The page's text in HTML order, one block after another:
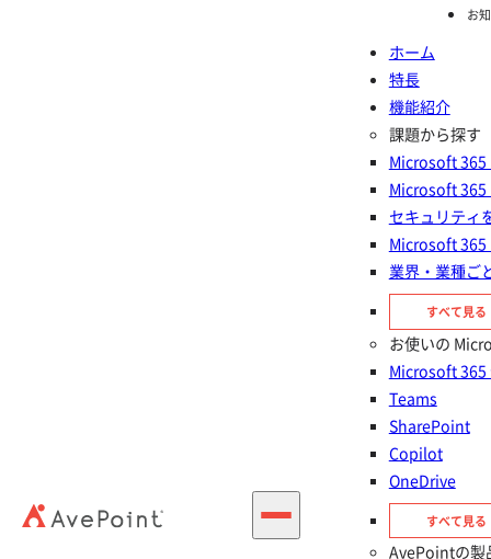
お
ホーム
特長
機能紹介
課題から探す
Microsoft 365
Microsoft 365
セキュリティ
Microsoft 365
業界・業種ご
すべて見る
お使いの
Microsoft 365
Teams
SharePoint
Copilot
OneDrive
すべて見る
AvePointの製
機能紹介
Microsoft 365 のライセンスを可視化し、最適な